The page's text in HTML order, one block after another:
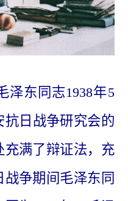
东同志1938年5
抗日战争研究会的
充满了辩证法，充
争期间毛泽东同